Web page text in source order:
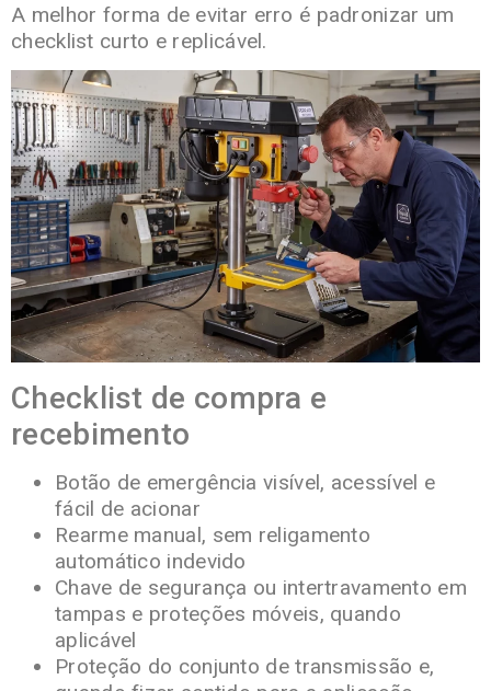
A melhor forma de evitar erro é padronizar um
checklist curto e replicável.
Checklist de compra e
recebimento
Botão de emergência visível, acessível e
fácil de acionar
Rearme manual, sem religamento
automático indevido
Chave de segurança ou intertravamento em
tampas e proteções móveis, quando
aplicável
Proteção do conjunto de transmissão e,